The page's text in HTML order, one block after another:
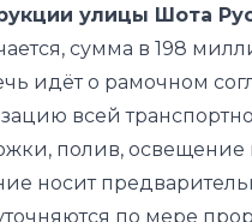
улицы Шота
сумма в 198
идёт о рамочном
всей
полив, освещение
носит
по мере